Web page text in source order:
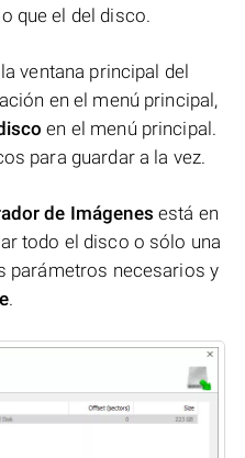
que el del disco.
ventana principal del
en el menú principal,
en el menú principal.
para guardar a la vez.
de Imágenes está en
todo el disco o sólo una
parámetros necesarios y
.